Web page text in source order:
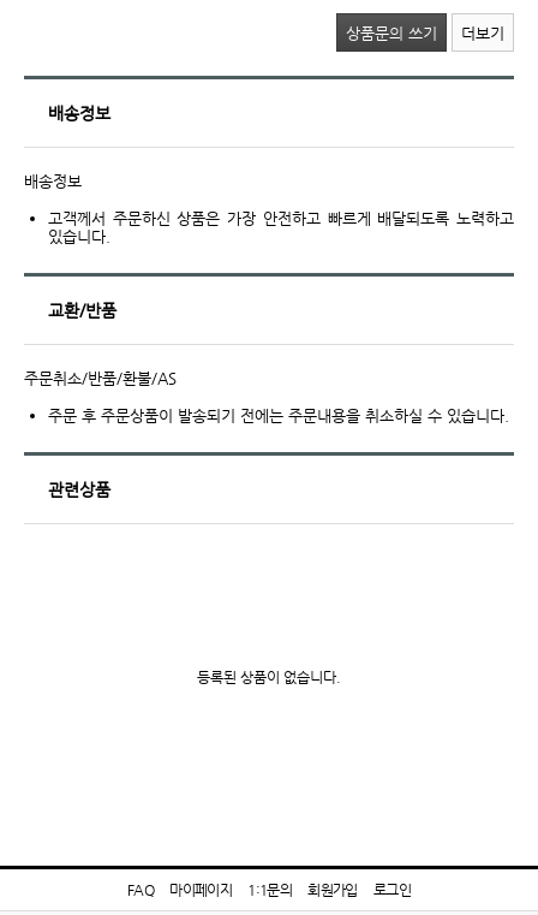
상품문의 쓰기 더보기
배송정보
배송정보
고객께서 주문하신 상품은 가장 안전하고 빠르게 배달되도록 노력하고
있습니다.
교환/반품
주문취소/반품/환불/AS
주문 후 주문상품이 발송되기 전에는 주문내용을 취소하실 수 있습니다.
관련상품
등록된 상품이 없습니다.
FAQ 마이페이지 1:1문의 회원가입 로그인